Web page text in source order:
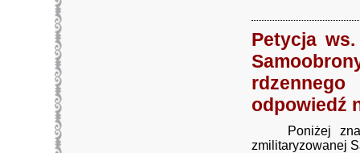
Petycja
odpowiedź
Poniżej
zmilitaryzowanej